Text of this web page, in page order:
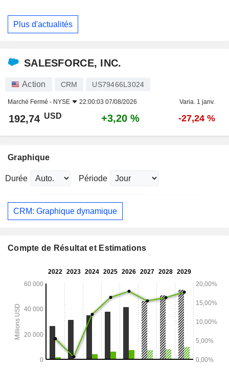
Plus d'actualités
SALESFORCE, INC.
Action CRM US79466L3024
Marché Fermé - NYSE 22:00:03 07/08/2026 Varia. 1 janv.
192,74 USD +3,20 % -27,24 %
Graphique
Durée Période
CRM: Graphique dynamique
Compte de Résultat et Estimations